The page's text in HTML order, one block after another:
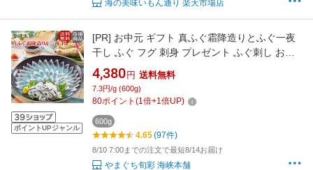
海の美味いもん通り 楽天市場店
ポイントUPジャンル
[PR] お中元 ギフト 真ふぐ霜降造りとふぐ一夜
干し ふぐ フグ 刺身 プレゼント ふぐ刺し おつ
まみ お取り寄せグルメ 干物 山口県
4,380円 送料無料
7.3円/g (600g)
80ポイント (1 倍+1 倍UP)
600g
4.65(97件)
8/10 7:00までの注文で最短8/14お届け
やまぐち旬彩 海峡本舗